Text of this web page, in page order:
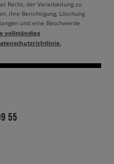
Recht, der Verarbeitung zu
ihre Berichtigung, Löschung
und eine Beschwerde
vollständige
55